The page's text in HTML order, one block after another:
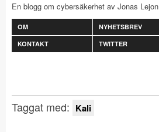
En blogg om cybersäkerhet av Jonas Lejon
OM
NYHETSBREV
KONTAKT
TWITTER
Taggat med: Kali